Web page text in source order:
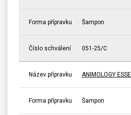
Forma přípravku Šampon
Číslo schválení 051-25/C
Název přípravku ANIMOLOGY
Forma přípravku Šampon